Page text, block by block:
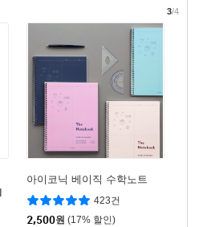
아이코닉 베이직 수학노트
423건
2,500원 (17% 할인)
3/4